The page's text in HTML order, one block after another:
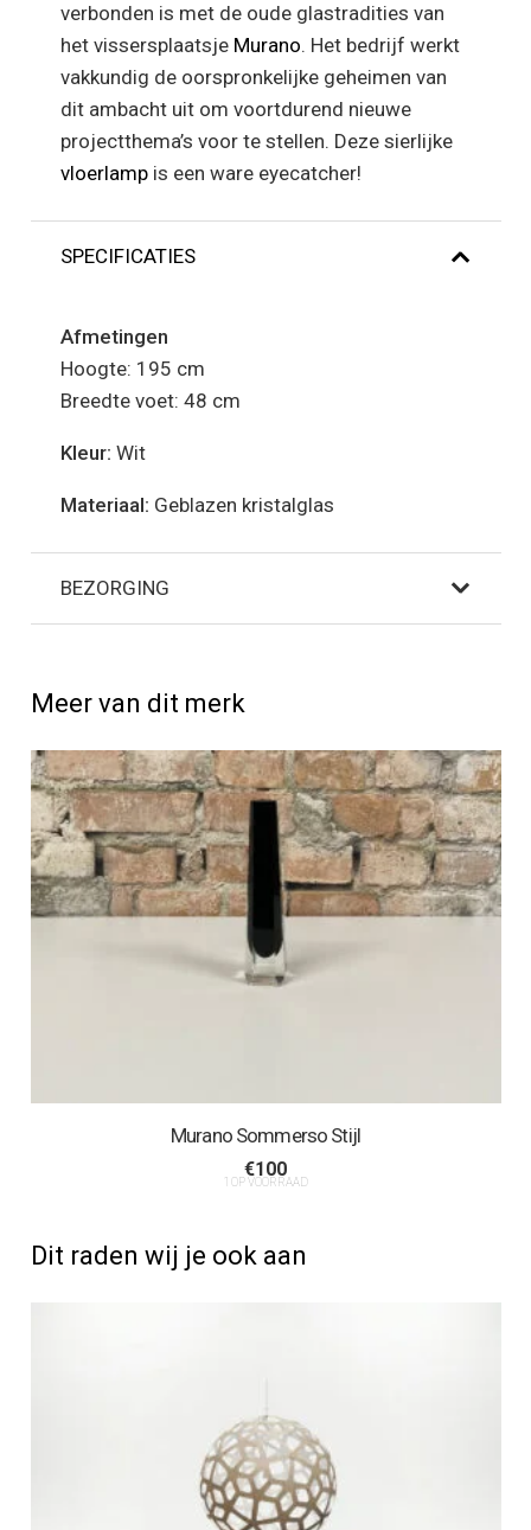
verbonden is met de oude glastradities van
het vissersplaatsje Murano. Het bedrijf werkt
vakkundig de oorspronkelijke geheimen van
dit ambacht uit om voortdurend nieuwe
projectthema’s voor te stellen. Deze sierlijke
vloerlamp is een ware eyecatcher!
SPECIFICATIES
Afmetingen
Hoogte: 195 cm
Breedte voet: 48 cm
Kleur: Wit
Materiaal: Geblazen kristalglas
BEZORGING
Meer van dit merk
Murano Sommerso Stijl
€100
1 OP VOORRAAD
Dit raden wij je ook aan